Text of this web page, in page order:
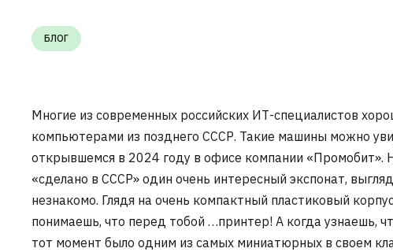
БЛОГ
Многие из современных российских ИТ-специалистов
компьютерами из позднего СССР. Такие машины можно
открывшемся в 2024 году в офисе компании «Промобит».
«сделано в СССР» один очень интересный экспонат,
незнакомо. Глядя на очень компактный пластиковый
понимаешь, что перед тобой …принтер! А когда узнаешь,
тот момент было одним из самых миниатюрных в своем